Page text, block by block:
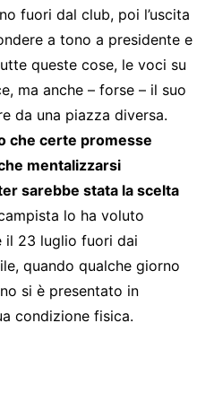
fuori dal club, poi l’uscita
a tono a presidente e
queste cose, le voci su
ma anche – forse – il suo
da una piazza diversa.
che certe promesse
mentalizzarsi
sarebbe stata la scelta
lo ha voluto
il 23 luglio fuori dai
quando qualche giorno
si è presentato in
condizione fisica.